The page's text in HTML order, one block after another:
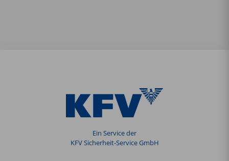
Ein Service der
KFV Sicherheit-Service GmbH